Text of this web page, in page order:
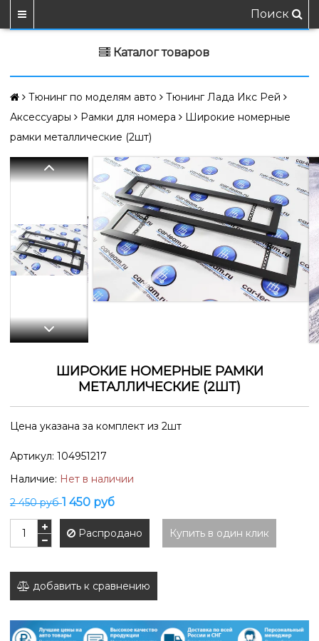
Поиск
Каталог товаров
Тюнинг по моделям авто
Тюнинг Лада Икс Рей
Аксессуары
Рамки для номера
Широкие номерные
рамки металлические (2шт)
ШИРОКИЕ НОМЕРНЫЕ РАМКИ
МЕТАЛЛИЧЕСКИЕ (2ШТ)
Цена указана за комплект из 2шт
Артикул: 104951217
Наличие: Нет в наличии
2 450 руб1 450 руб
Распродано Купить в один клик
добавить к сравнению